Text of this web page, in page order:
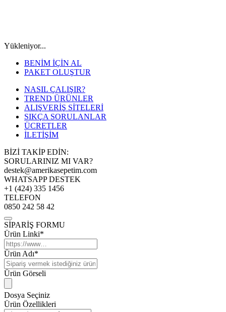
Yükleniyor...
BENİM İÇİN AL
PAKET OLUŞTUR
NASIL ÇALIŞIR?
TREND ÜRÜNLER
ALIŞVERİŞ SİTELERİ
SIKÇA SORULANLAR
ÜCRETLER
İLETİŞİM
BİZİ TAKİP EDİN:
SORULARINIZ MI VAR?
destek@amerikasepetim.com
WHATSAPP DESTEK
+1 (424) 335 1456
TELEFON
0850 242 58 42
SİPARİŞ FORMU
Ürün Linki*
Ürün Adı*
Ürün Görseli
Dosya Seçiniz
Ürün Özellikleri